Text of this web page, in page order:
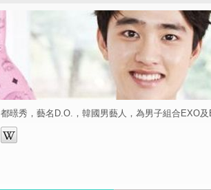
都暻秀，藝名D.O.，韓國男藝人，為男子組合EXO及